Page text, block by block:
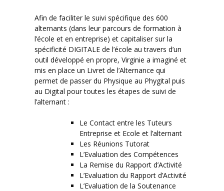
Afin de faciliter le suivi spécifique des 600
alternants (dans leur parcours de formation à
l’école et en entreprise) et capitaliser sur la
spécificité DIGITALE de l’école au travers d’un
outil développé en propre, Virginie a imaginé et
mis en place un Livret de l’Alternance qui
permet de passer du Physique au Phygital puis
au Digital pour toutes les étapes de suivi de
l’alternant :
Le Contact entre les Tuteurs
Entreprise et Ecole et l’alternant
Les Réunions Tutorat
L’Evaluation des Compétences
La Remise du Rapport d’Activité
L’Evaluation du Rapport d’Activité
L’Evaluation de la Soutenance